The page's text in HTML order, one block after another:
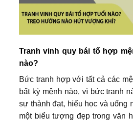
Tranh vinh quy bái tổ hợp
nào?
Bức tranh hợp với tất cả các
bất kỳ mệnh nào, vì bức tranh
sự thành đạt, hiếu học và uống
một biểu tượng đẹp trong văn